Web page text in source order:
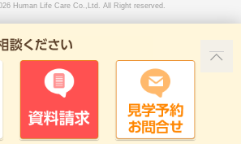
Human Life Care Co.,Ltd. All Right reserved.